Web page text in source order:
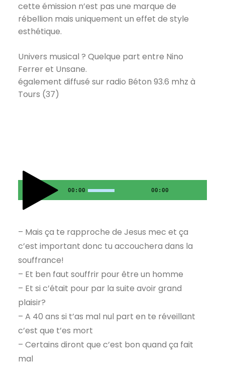
cette émission n’est pas une marque de
rébellion mais uniquement un effet de style
esthétique.
Univers musical ? Quelque part entre Nino
Ferrer et Unsane.
également diffusé sur radio Béton 93.6 mhz à
Tours (37)
00:00 00:00
– Mais ça te rapproche de Jesus mec et ça
c’est important donc tu accouchera dans la
souffrance!
– Et ben faut souffrir pour être un homme
– Et si c’était pour par la suite avoir grand
plaisir?
– A 40 ans si t’as mal nul part en te réveillant
c’est que t’es mort
– Certains diront que c’est bon quand ça fait
mal